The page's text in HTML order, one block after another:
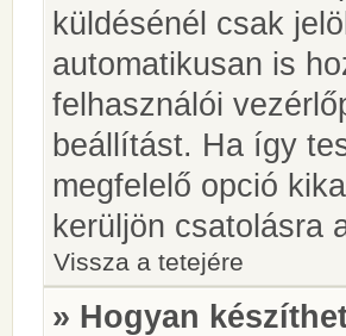
küldésénél csak
automatikusan is
felhasználói
beállítást. Ha így
megfelelő opció
kerüljön csatolásra
Vissza a tetejére
» Hogyan